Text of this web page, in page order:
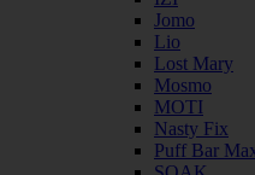
Jomo
Lio
Lost Mary
Mosmo
MOTI
Nasty Fix
Puff Bar